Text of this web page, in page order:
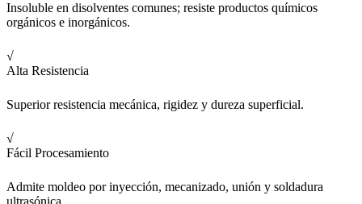
Insoluble en disolventes comunes; resiste productos químicos
orgánicos e inorgánicos.
√
Alta Resistencia
Superior resistencia mecánica, rigidez y dureza superficial.
√
Fácil Procesamiento
Admite moldeo por inyección, mecanizado, unión y soldadura